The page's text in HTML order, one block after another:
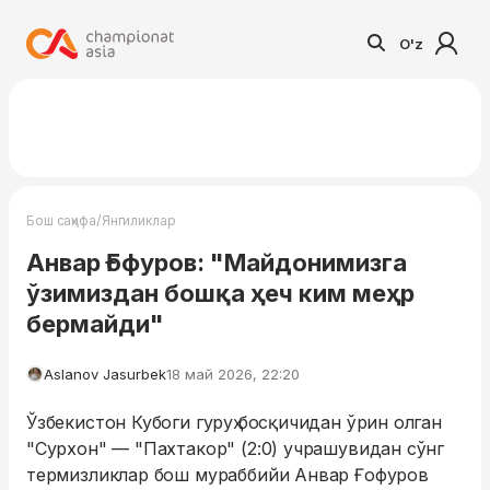
O'z
Бош саҳифа/Янгиликлар
Анвар Ғофуров: "Майдонимизга
ўзимиздан бошқа ҳеч ким меҳр
бермайди"
Aslanov Jasurbek18 май 2026, 22:20
Ўзбекистон Кубоги гуруҳ босқичидан ўрин олган
"Сурхон" — "Пахтакор" (2:0) учрашувидан сўнг
термизликлар бош мураббийи Анвар Ғофуров